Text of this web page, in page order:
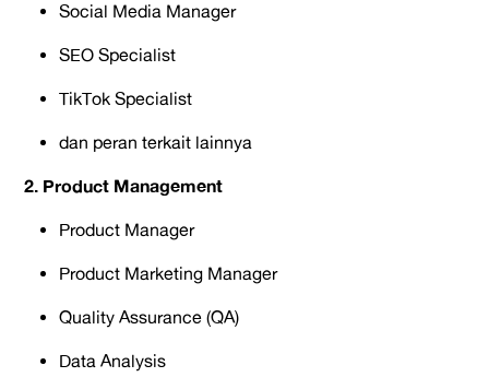
Social Media Manager
SEO Specialist
TikTok Specialist
dan peran terkait lainnya
2. Product Management
Product Manager
Product Marketing Manager
Quality Assurance (QA)
Data Analysis